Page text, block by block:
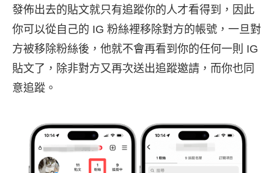
發佈出去的貼文就只有追蹤你的人才看得到，因此
你可以從自己的 IG 粉絲裡移除對方的帳號，一旦對
方被移除粉絲後，他就不會再看到你的任何一則 IG
貼文了，除非對方又再次送出追蹤邀請，而你也同
意追蹤。